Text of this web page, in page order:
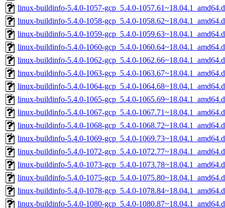
linux-buildinfo-5.4.0-1057-gcp_5.4.0-
linux-buildinfo-5.4.0-1058-gcp_5.4.0-
linux-buildinfo-5.4.0-1059-gcp_5.4.0-
linux-buildinfo-5.4.0-1060-gcp_5.4.0-
linux-buildinfo-5.4.0-1062-gcp_5.4.0-
linux-buildinfo-5.4.0-1063-gcp_5.4.0-
linux-buildinfo-5.4.0-1064-gcp_5.4.0-
linux-buildinfo-5.4.0-1065-gcp_5.4.0-
linux-buildinfo-5.4.0-1067-gcp_5.4.0-
linux-buildinfo-5.4.0-1068-gcp_5.4.0-
linux-buildinfo-5.4.0-1069-gcp_5.4.0-
linux-buildinfo-5.4.0-1072-gcp_5.4.0-
linux-buildinfo-5.4.0-1073-gcp_5.4.0-
linux-buildinfo-5.4.0-1075-gcp_5.4.0-
linux-buildinfo-5.4.0-1078-gcp_5.4.0-
linux-buildinfo-5.4.0-1080-gcp_5.4.0-